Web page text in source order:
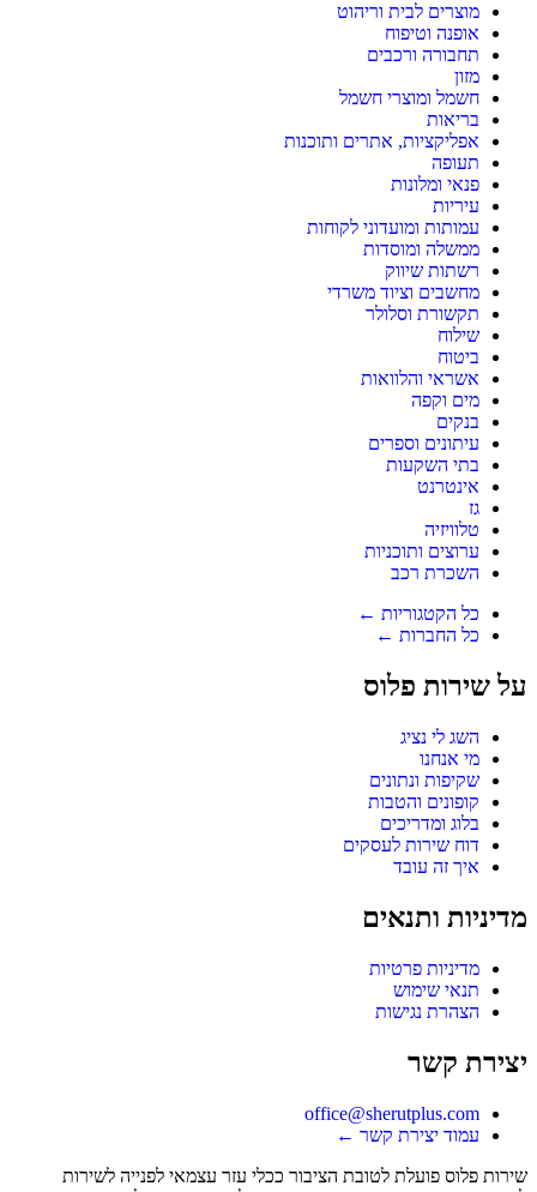
מוצרים לבית וריהוט
אופנה וטיפוח
תחבורה ורכבים
מזון
חשמל ומוצרי חשמל
בריאות
אפליקציות, אתרים ותוכנות
תעופה
פנאי ומלונות
עיריות
עמותות ומועדוני לקוחות
ממשלה ומוסדות
רשתות שיווק
מחשבים וציוד משרדי
תקשורת וסלולר
שילוח
ביטוח
אשראי והלוואות
מים וקפה
בנקים
עיתונים וספרים
בתי השקעות
אינטרנט
גז
טלוויזיה
ערוצים ותוכניות
השכרת רכב
כל הקטגוריות ←
כל החברות ←
על שירות פלוס
השג לי נציג
מי אנחנו
שקיפות ונתונים
קופונים והטבות
בלוג ומדריכים
דוח שירות לעסקים
איך זה עובד
מדיניות ותנאים
מדיניות פרטיות
תנאי שימוש
הצהרת נגישות
יצירת קשר
office@sherutplus.com
עמוד יצירת קשר ←
שירות פלוס פועלת לטובת הציבור ככלי עזר עצמאי לפנייה לשירות